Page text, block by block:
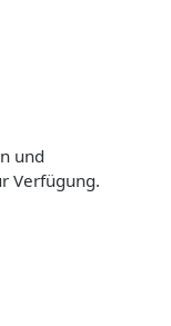
und
Verfügung.